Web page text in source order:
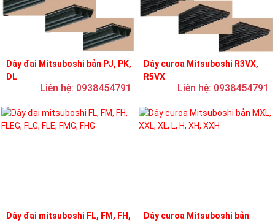
Dây đai Mitsuboshi bản PJ, PK,
DL
Liên hệ: 0938454791
Dây curoa Mitsuboshi R3VX,
R5VX
Liên hệ: 0938454791
Dây đai mitsuboshi FL, FM, FH,
Dây curoa Mitsuboshi bản